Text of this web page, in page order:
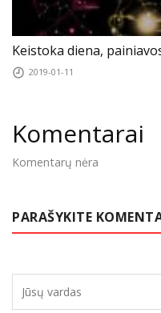
Keistoka diena,
2019-01-11
Komentarai
Komentarų nėra
PARAŠYKITE